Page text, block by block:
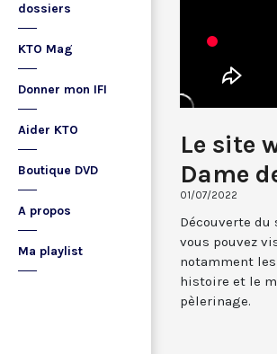
dossiers
KTO Mag
Donner mon IFI
Aider KTO
Boutique DVD
A propos
Ma playlist
Le site
Dame
01/07/2022
Découverte du
vous pouvez
notamment
histoire et le
pèlerinage.